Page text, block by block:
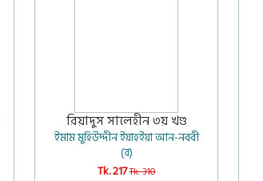
রিয়াদুস সালেহীন ৩য় খণ্ড
ইমাম মুহিউদ্দীন ইয়াহইয়া আন-নববী
(র)
Tk. 217Tk. 310